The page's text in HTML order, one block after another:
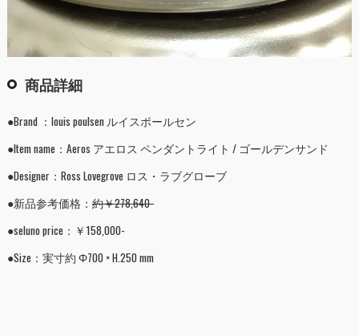
商品詳細
●Brand ：louis poulsen ルイスポールセン
●Item name：Aeros アエロス ペンダントライト / ゴールデンサンド
●Designer：Ross Lovegrove ロス・ラブグローブ
●新品参考価格： 約￥278,640-
●seluno price：￥158,000-
●Size：実寸約 Φ700 × H.250 mm